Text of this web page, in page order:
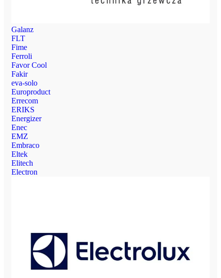
Galanz
FLT
Fime
Ferroli
Favor Cool
Fakir
eva-solo
Europroduct
Errecom
ERIKS
Energizer
Enec
EMZ
Embraco
Eltek
Elitech
Electron